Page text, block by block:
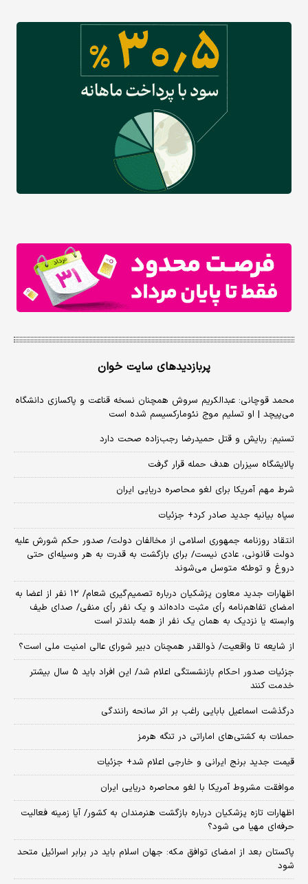
پربازدیدهای سایت خوان
محمد قوچانی: عبدالکریم سروش همچنان نسخه قناعت و پاکسازی دانشگاه
می‌پیچد | او تسلیم موج نئومارکسیسم شده است
تسنیم: ربایش و قتل حمیدرضا رجب‌زاده صحت دارد
پالایشگاه سیزران هدف حمله قرار گرفت
شرط مهم آمریکا برای لغو محاصره دریایی ایران
سپاه بیانیه جدید صادر کرد+ جزئیات
انتقاد روزنامه جمهوری اسلامی از مخالفان دولت/ صدور حکم شورش علیه
دولت قانونی، عادی نیست/ برای بازگشت به قدرت به هر وسیله‌ای حتی
دروغ و توطئه متوسل می‌شوند
اظهارات جدید معاون پزشکیان درباره تصمیم‌گیری شعام/ ۱۲ نفر از اعضا به
امضای تفاهم‌نامه رأی مثبت داده‌اند و یک نفر رأی منفی/ صدای طیف
وابسته یا نزدیک به همان یک نفر از همه بلندتر است
از شایعه تا واقعیت/ ذوالقدر همچنان دبیر شورای ‌عالی امنیت ملی است؟
جزئیات صدور احکام بازنشستگی اعلام شد/ این افراد باید ۵ سال بیشتر
خدمت کنند
درگذشت اسماعیل بابایی راغب بر اثر سانحه رانندگی
حملات به کشتی‌های اماراتی در تنگه هرمز
قیمت جدید برنج ایرانی و خارجی اعلام شد+ جزئیات
موافقت مشروط آمریکا با لغو محاصره دریایی ایران
اظهارات تازه پزشکیان درباره بازگشت هنرمندان به کشور/ آیا زمینه فعالیت
حرفه‌ای مهیا می شود؟
پاکستان بعد از امضای توافق مکه: جهان اسلام باید در برابر اسرائیل متحد
شود